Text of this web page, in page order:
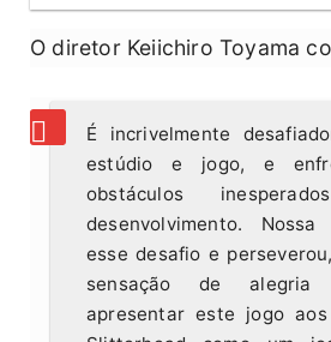
O diretor Keiichiro Toyama

É incrivelmente
estúdio e jogo, e
obstáculos
desenvolvimento.
esse desafio e
sensação de alegria
apresentar este jogo